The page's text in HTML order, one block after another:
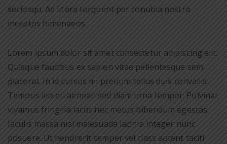
sociosqu. Ad litora torquent per conubia nostra
inceptos himenaeos.
Lorem ipsum dolor sit amet consectetur adipiscing elit.
Quisque faucibus ex sapien vitae pellentesque sem
placerat. In id cursus mi pretium tellus duis convallis.
Tempus leo eu aenean sed diam urna tempor. Pulvinar
vivamus fringilla lacus nec metus bibendum egestas.
Iaculis massa nisl malesuada lacinia integer nunc
posuere. Ut hendrerit semper vel class aptent taciti